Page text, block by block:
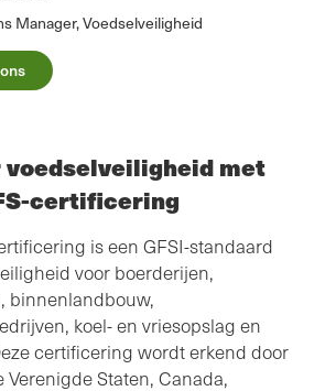
Manager, Voedselveiligheid
voedselveiligheid met
certificering
is een GFSI-standaard
voor boerderijen,
binnenlandbouw,
koel- en vriesopslag en
certificering wordt erkend door
Verenigde Staten, Canada,